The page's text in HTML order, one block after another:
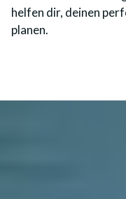
helfen dir, deinen
planen.